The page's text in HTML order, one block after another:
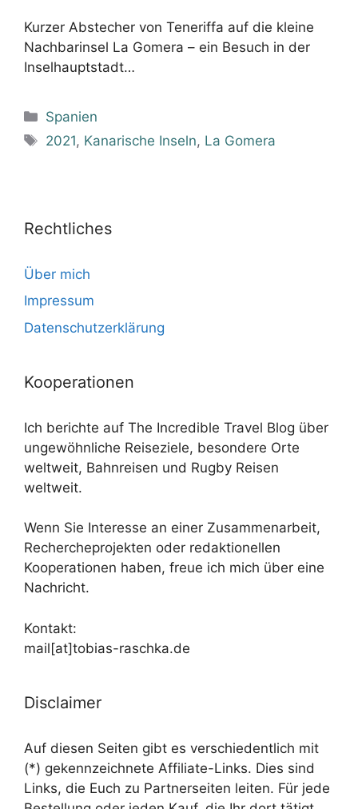
Kurzer Abstecher von Teneriffa auf die kleine
Nachbarinsel La Gomera – ein Besuch in der
Inselhauptstadt…
Kategorien
Spanien
Schlagwörter
2021, Kanarische Inseln, La Gomera
Rechtliches
Über mich
Impressum
Datenschutzerklärung
Kooperationen
Ich berichte auf The Incredible Travel Blog über
ungewöhnliche Reiseziele, besondere Orte
weltweit, Bahnreisen und Rugby Reisen
weltweit.
Wenn Sie Interesse an einer Zusammenarbeit,
Rechercheprojekten oder redaktionellen
Kooperationen haben, freue ich mich über eine
Nachricht.
Kontakt:
mail[at]tobias-raschka.de
Disclaimer
Auf diesen Seiten gibt es verschiedentlich mit
(*) gekennzeichnete Affiliate-Links. Dies sind
Links, die Euch zu Partnerseiten leiten. Für jede